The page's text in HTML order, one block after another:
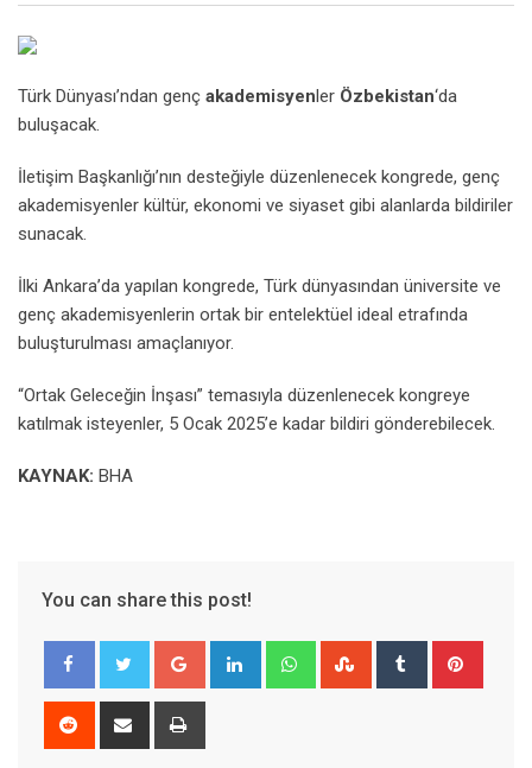
Türk Dünyası’ndan genç akademisyenler Özbekistan‘da
buluşacak.
İletişim Başkanlığı’nın desteğiyle düzenlenecek kongrede, genç
akademisyenler kültür, ekonomi ve siyaset gibi alanlarda bildiriler
sunacak.
İlki Ankara’da yapılan kongrede, Türk dünyasından üniversite ve
genç akademisyenlerin ortak bir entelektüel ideal etrafında
buluşturulması amaçlanıyor.
“Ortak Geleceğin İnşası” temasıyla düzenlenecek kongreye
katılmak isteyenler, 5 Ocak 2025’e kadar bildiri gönderebilecek.
KAYNAK: BHA
You can share this post!
Google+ LinkedIn WhatsappStumbleUpon
Tumblr
Reddit
Share